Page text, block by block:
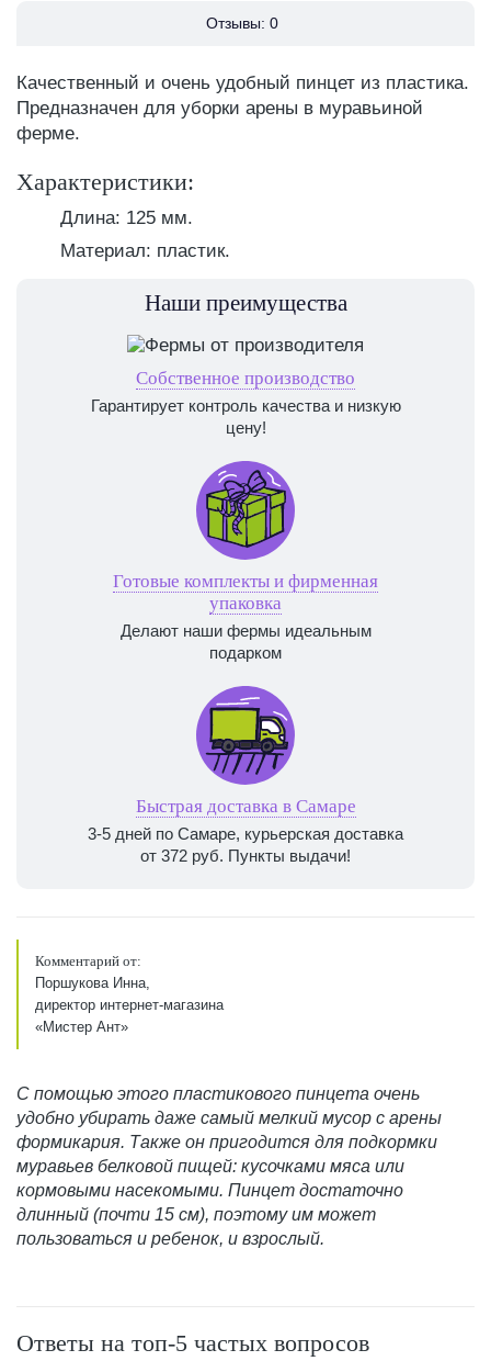
Отзывы: 0
Качественный и очень удобный пинцет из пластика.
Предназначен для уборки арены в муравьиной
ферме.
Характеристики:
Длина: 125 мм.
Материал: пластик.
Наши преимущества
Собственное производство
Гарантирует контроль качества и низкую
цену!
Готовые комплекты и фирменная
упаковка
Делают наши фермы идеальным
подарком
Быстрая доставка в Самаре
3-5 дней по Самаре, курьерская доставка
от 372 руб. Пункты выдачи!
С помощью этого пластикового пинцета очень
удобно убирать даже самый мелкий мусор с арены
формикария. Также он пригодится для подкормки
муравьев белковой пищей: кусочками мяса или
кормовыми насекомыми. Пинцет достаточно
длинный (почти 15 см), поэтому им может
пользоваться и ребенок, и взрослый.
Комментарий от:
Поршукова Инна,
директор интернет-магазина
«Мистер Ант»
Ответы на топ-5 частых вопросов